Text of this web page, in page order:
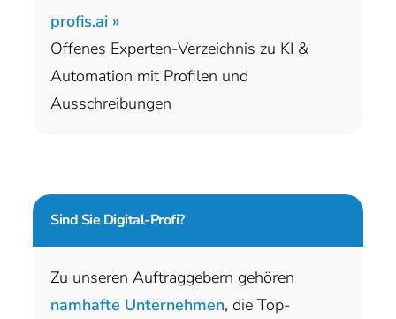
profis.ai »
Offenes Experten-Verzeichnis zu KI &
Automation mit Profilen und
Ausschreibungen
Sind Sie Digital-Profi?
Zu unseren Auftraggebern gehören
namhafte Unternehmen, die Top-